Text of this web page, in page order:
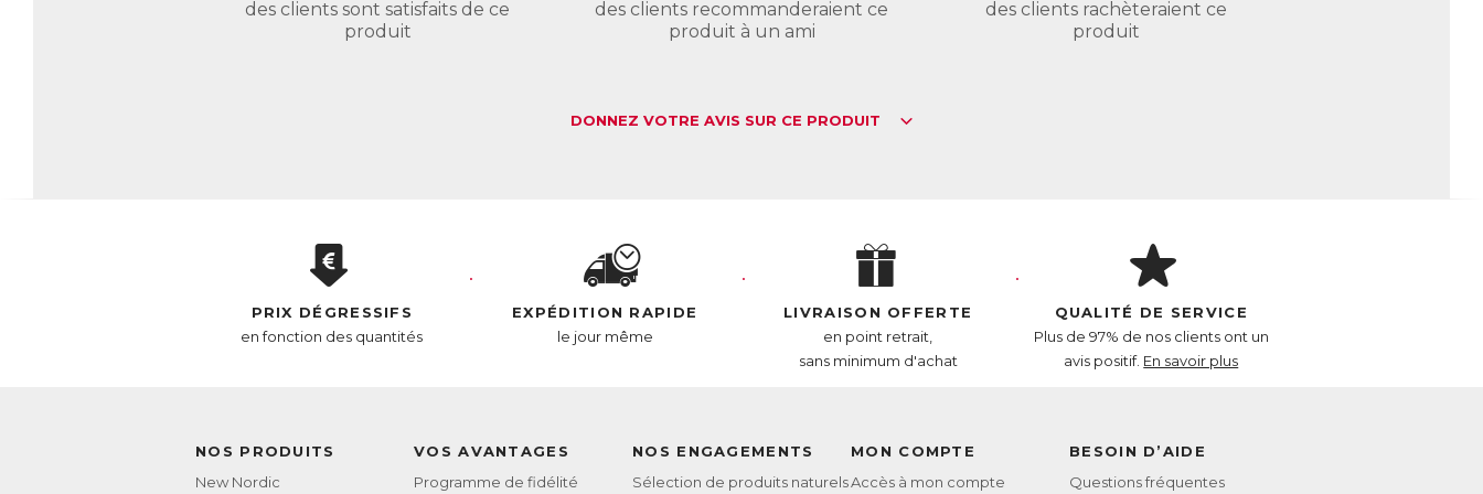
ACL :
des clients sont satisfaits de ce
produit
des clients recommanderaient ce
produit à un ami
des clients rachèteraient ce
produit
DONNEZ VOTRE AVIS SUR CE PRODUIT
PRIX DÉGRESSIFS
en fonction des quantités
EXPÉDITION RAPIDE
le jour même
LIVRAISON OFFERTE
en point retrait,
sans minimum d'achat
QUALITÉ DE SERVICE
Plus de 97% de nos clients ont un
avis positif. En savoir plus
NOS PRODUITS
New Nordic
VOS AVANTAGES
Programme de fidélité
NOS ENGAGEMENTS
Sélection de produits naturels
MON COMPTE
Accès à mon compte
BESOIN D’AIDE
Questions fréquentes